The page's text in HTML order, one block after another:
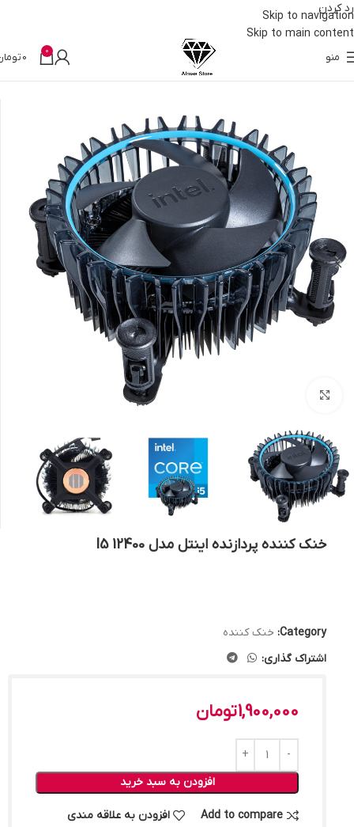
رد کردن
Skip to navigation
Skip to main content
منو 0
0
خنک کننده
خنک کننده پردازنده اینتل مدل I5 12400
Category: خنک کننده
اشتراک گذاری:
1,900,000تومان
افزودن به سبد خرید
Add to compare افزودن به علاقه مندی